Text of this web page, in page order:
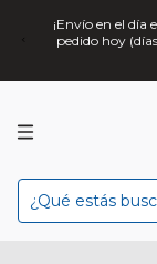
¡Envío en el día
pedido hoy